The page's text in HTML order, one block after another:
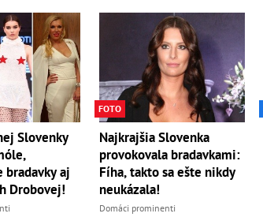
Slovenky
bradavky aj
Drobovej!
FOTO
Najkrajšia Slovenka
provokovala bradavkami:
Fíha, takto sa ešte nikdy
neukázala!
Domáci prominenti